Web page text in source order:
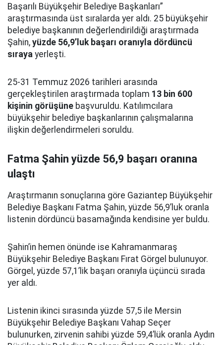
Başarılı Büyükşehir Belediye Başkanları”
araştırmasında üst sıralarda yer aldı. 25 büyükşehir
belediye başkanının değerlendirildiği araştırmada
Şahin, yüzde 56,9’luk başarı oranıyla dördüncü
sıraya yerleşti.
25-31 Temmuz 2026 tarihleri arasında
gerçekleştirilen araştırmada toplam 13 bin 600
kişinin görüşüne başvuruldu. Katılımcılara
büyükşehir belediye başkanlarının çalışmalarına
ilişkin değerlendirmeleri soruldu.
Fatma Şahin yüzde 56,9 başarı oranına
ulaştı
Araştırmanın sonuçlarına göre Gaziantep Büyükşehir
Belediye Başkanı Fatma Şahin, yüzde 56,9’luk oranla
listenin dördüncü basamağında kendisine yer buldu.
Şahin’in hemen önünde ise Kahramanmaraş
Büyükşehir Belediye Başkanı Fırat Görgel bulunuyor.
Görgel, yüzde 57,1’lik başarı oranıyla üçüncü sırada
yer aldı.
Listenin ikinci sırasında yüzde 57,5 ile Mersin
Büyükşehir Belediye Başkanı Vahap Seçer
bulunurken, zirvenin sahibi yüzde 59,4’lük oranla Aydın